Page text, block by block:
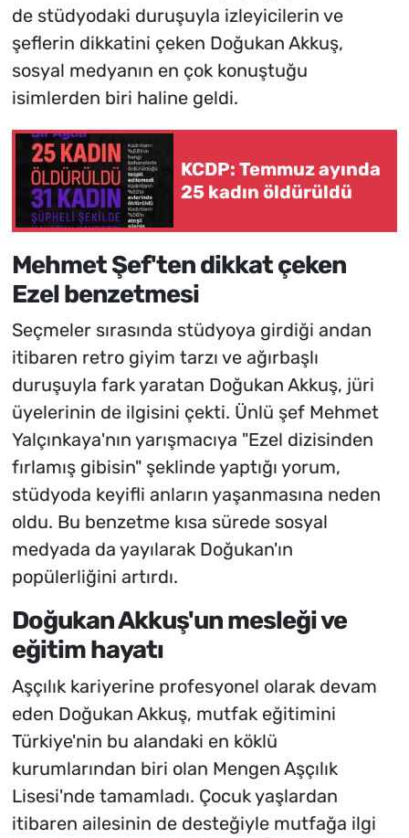
de stüdyodaki duruşuyla izleyicilerin ve
şeflerin dikkatini çeken Doğukan Akkuş,
sosyal medyanın en çok konuştuğu
isimlerden biri haline geldi.
KCDP: Temmuz ayında
25 kadın öldürüldü
Mehmet Şef'ten dikkat çeken
Ezel benzetmesi
Seçmeler sırasında stüdyoya girdiği andan
itibaren retro giyim tarzı ve ağırbaşlı
duruşuyla fark yaratan Doğukan Akkuş, jüri
üyelerinin de ilgisini çekti. Ünlü şef Mehmet
Yalçınkaya'nın yarışmacıya "Ezel dizisinden
fırlamış gibisin" şeklinde yaptığı yorum,
stüdyoda keyifli anların yaşanmasına neden
oldu. Bu benzetme kısa sürede sosyal
medyada da yayılarak Doğukan'ın
popülerliğini artırdı.
Doğukan Akkuş'un mesleği ve
eğitim hayatı
Aşçılık kariyerine profesyonel olarak devam
eden Doğukan Akkuş, mutfak eğitimini
Türkiye'nin bu alandaki en köklü
kurumlarından biri olan Mengen Aşçılık
Lisesi'nde tamamladı. Çocuk yaşlardan
itibaren ailesinin de desteğiyle mutfağa ilgi